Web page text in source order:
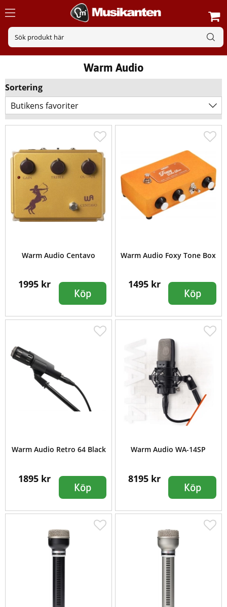
Warm Audio
Sortering
Butikens favoriter
Warm Audio Centavo
1995 kr
Köp
Warm Audio Foxy Tone Box
1495 kr
Köp
Warm Audio Retro 64 Black
1895 kr
Köp
Warm Audio WA-14SP
8195 kr
Köp